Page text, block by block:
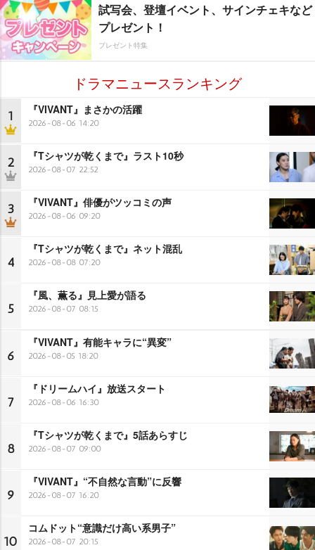
試写会、登壇イベント、サインチェキなど
プレゼント！
プレゼント特集
ドラマニュースランキング
1 『VIVANT』まさかの活躍
2026-08-06 14:20
2 『Tシャツが乾くまで』ラスト10秒
2026-08-07 22:52
3 『VIVANT』俳優がツッコミの声
2026-08-06 09:20
4
『Tシャツが乾くまで』ネット混乱
2026-08-08 07:20
5
『風、薫る』見上愛が語る
2026-08-07 08:15
6
『VIVANT』有能キャラに“異変”
2026-08-05 18:20
7
『ドリームハイ』放送スタート
2026-08-06 16:30
8
『Tシャツが乾くまで』5話あらすじ
2026-08-07 09:00
9
『VIVANT』“不自然な言動”に反響
2026-08-07 16:20
10
コムドット“意識だけ高い系男子”
2026-08-07 20:15